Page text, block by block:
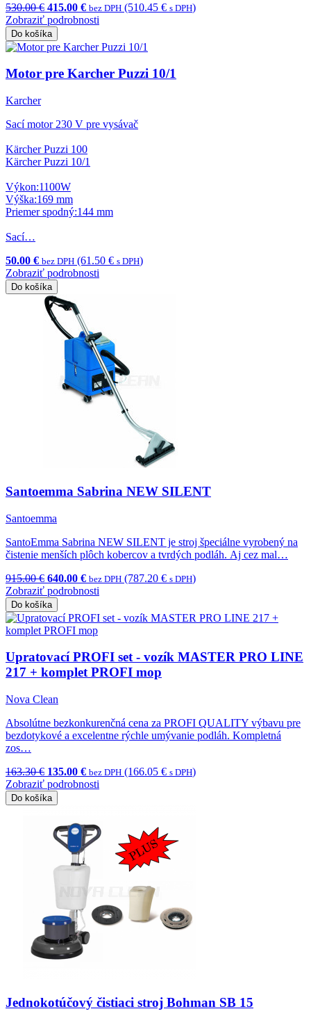
530.00 € 415.00 € bez DPH (510.45 € s DPH)
Zobraziť podrobnosti
Do košíka
Motor pre Karcher Puzzi 10/1
Karcher
Sací motor 230 V pre vysávač
Kärcher Puzzi 100
Kärcher Puzzi 10/1
Výkon:1100W
Výška:169 mm
Priemer spodný:144 mm
Sací…
50.00 € bez DPH (61.50 € s DPH)
Zobraziť podrobnosti
Do košíka
Santoemma Sabrina NEW SILENT
Santoemma
SantoEmma Sabrina NEW SILENT je stroj špeciálne vyrobený na
čistenie menších plôch kobercov a tvrdých podláh. Aj cez mal…
915.00 € 640.00 € bez DPH (787.20 € s DPH)
Zobraziť podrobnosti
Do košíka
Upratovací PROFI set - vozík MASTER PRO LINE
217 + komplet PROFI mop
Nova Clean
Absolútne bezkonkurenčná cena za PROFI QUALITY výbavu pre
bezdotykové a excelentne rýchle umývanie podláh. Kompletná
zos…
163.30 € 135.00 € bez DPH (166.05 € s DPH)
Zobraziť podrobnosti
Do košíka
Jednokotúčový čistiaci stroj Bohman SB 15